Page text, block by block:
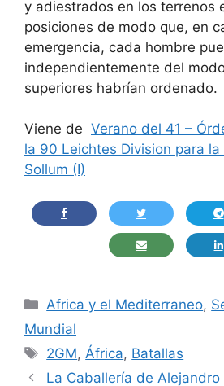
y adiestrados en los terrenos
posiciones de modo que, en
emergencia, cada hombre
independientemente del
superiores habrían ordenado.
Viene de Verano del 41 –
la 90 Leichtes Division para
Sollum (I)
Categorías
Africa y el Mediterraneo,
Mundial
Etiquetas
2GM, África, Batallas
La Caballería de Alejandro